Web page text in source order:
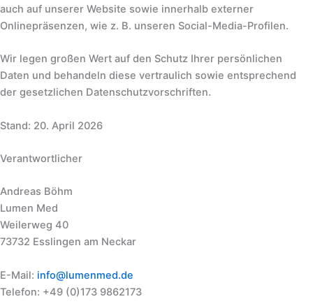
auch auf unserer Website sowie innerhalb externer
Onlinepräsenzen, wie z. B. unseren Social-Media-Profilen.
Wir legen großen Wert auf den Schutz Ihrer persönlichen
Daten und behandeln diese vertraulich sowie entsprechend
der gesetzlichen Datenschutzvorschriften.
Stand: 20. April 2026
Verantwortlicher
Andreas Böhm
Lumen Med
Weilerweg 40
73732 Esslingen am Neckar
E-Mail: info@lumenmed.de
Telefon: +49 (0)173 9862173